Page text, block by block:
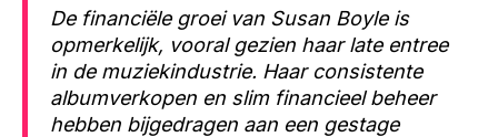
De financiële groei van Susan Boyle is
opmerkelijk, vooral gezien haar late entree
in de muziekindustrie. Haar consistente
albumverkopen en slim financieel beheer
hebben bijgedragen aan een gestage